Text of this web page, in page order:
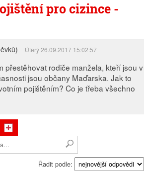
pro cizince -
Úterý 26.09.2017 15:02:57
přestěhovat rodiče manžela, kteří jsou v
jsou občany Maďarska. Jak to
pojištěním? Co je třeba všechno
Řadit podle: